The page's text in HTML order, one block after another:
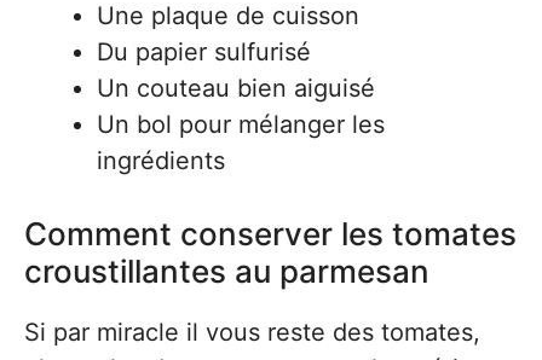
Une plaque de cuisson
Du papier sulfurisé
Un couteau bien aiguisé
Un bol pour mélanger les
ingrédients
Comment conserver les tomates
croustillantes au parmesan
Si par miracle il vous reste des tomates,